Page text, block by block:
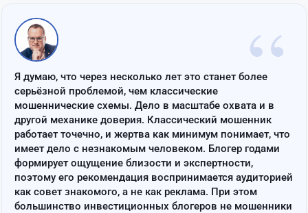
“
Я думаю, что через несколько лет это станет более
серьёзной проблемой, чем классические
мошеннические схемы. Дело в масштабе охвата и в
другой механике доверия. Классический мошенник
работает точечно, и жертва как минимум понимает, что
имеет дело с незнакомым человеком. Блогер годами
формирует ощущение близости и экспертности,
поэтому его рекомендация воспринимается аудиторией
как совет знакомого, а не как реклама. При этом
большинство инвестиционных блогеров не мошенники